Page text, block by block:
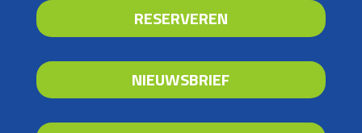
RESERVEREN
NIEUWSBRIEF